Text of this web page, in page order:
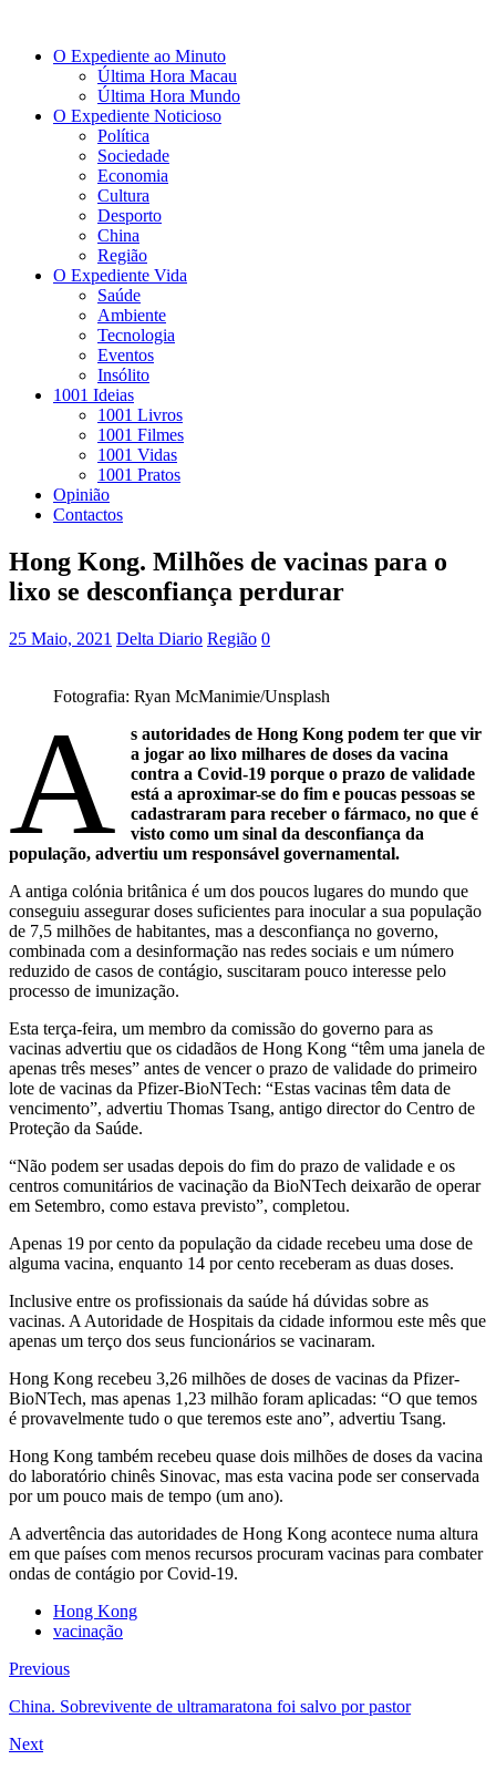
O Expediente ao Minuto
Última Hora Macau
Última Hora Mundo
O Expediente Noticioso
Política
Sociedade
Economia
Cultura
Desporto
China
Região
O Expediente Vida
Saúde
Ambiente
Tecnologia
Eventos
Insólito
1001 Ideias
1001 Livros
1001 Filmes
1001 Vidas
1001 Pratos
Opinião
Contactos
Hong Kong. Milhões de vacinas para o
lixo se desconfiança perdurar
25 Maio, 2021 Delta Diario Região 0
Fotografia: Ryan McManimie/Unsplash
A
s autoridades de Hong Kong podem ter que vir
a jogar ao lixo milhares de doses da vacina
contra a Covid-19 porque o prazo de validade
está a aproximar-se do fim e poucas pessoas se
cadastraram para receber o fármaco, no que é
visto como um sinal da desconfiança da
população, advertiu um responsável governamental.
A antiga colónia britânica é um dos poucos lugares do mundo que
conseguiu assegurar doses suficientes para inocular a sua população
de 7,5 milhões de habitantes, mas a desconfiança no governo,
combinada com a desinformação nas redes sociais e um número
reduzido de casos de contágio, suscitaram pouco interesse pelo
processo de imunização.
Esta terça-feira, um membro da comissão do governo para as
vacinas advertiu que os cidadãos de Hong Kong “têm uma janela de
apenas três meses” antes de vencer o prazo de validade do primeiro
lote de vacinas da Pfizer-BioNTech: “Estas vacinas têm data de
vencimento”, advertiu Thomas Tsang, antigo director do Centro de
Proteção da Saúde.
“Não podem ser usadas depois do fim do prazo de validade e os
centros comunitários de vacinação da BioNTech deixarão de operar
em Setembro, como estava previsto”, completou.
Apenas 19 por cento da população da cidade recebeu uma dose de
alguma vacina, enquanto 14 por cento receberam as duas doses.
Inclusive entre os profissionais da saúde há dúvidas sobre as
vacinas. A Autoridade de Hospitais da cidade informou este mês que
apenas um terço dos seus funcionários se vacinaram.
Hong Kong recebeu 3,26 milhões de doses de vacinas da Pfizer-
BioNTech, mas apenas 1,23 milhão foram aplicadas: “O que temos
é provavelmente tudo o que teremos este ano”, advertiu Tsang.
Hong Kong também recebeu quase dois milhões de doses da vacina
do laboratório chinês Sinovac, mas esta vacina pode ser conservada
por um pouco mais de tempo (um ano).
A advertência das autoridades de Hong Kong acontece numa altura
em que países com menos recursos procuram vacinas para combater
ondas de contágio por Covid-19.
Hong Kong
vacinação
Previous
China. Sobrevivente de ultramaratona foi salvo por pastor
Next